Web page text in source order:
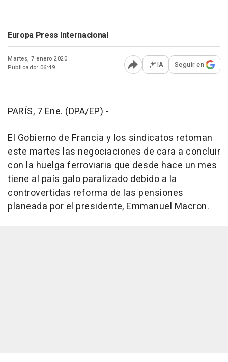
Europa Press Internacional
Martes, 7 enero 2020
Publicado: 06:49
Abrir opciones para
IA Seguir en
PARÍS, 7 Ene. (DPA/EP) -
El Gobierno de Francia y los sindicatos retoman
este martes las negociaciones de cara a concluir
con la huelga ferroviaria que desde hace un mes
tiene al país galo paralizado debido a la
controvertidas reforma de las pensiones
planeada por el presidente, Emmanuel Macron.